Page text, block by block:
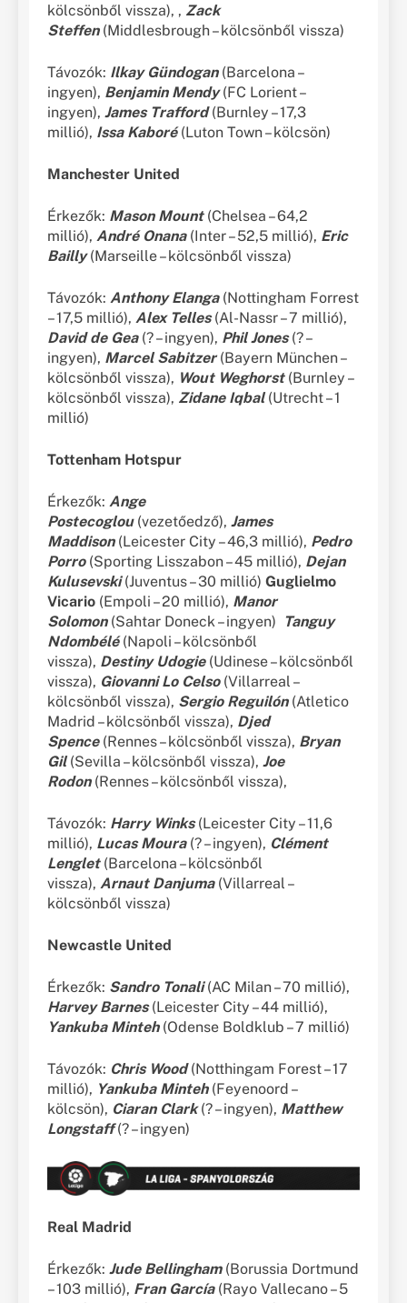
kölcsönből vissza), , Zack
Steffen(Middlesbrough – kölcsönből vissza)
Távozók: Ilkay Gündogan(Barcelona –
ingyen), Benjamin Mendy (FC Lorient –
ingyen), James Trafford(Burnley – 17,3
millió), Issa Kaboré(Luton Town – kölcsön)
Manchester United
Érkezők: Mason Mount(Chelsea – 64,2
millió), André Onana(Inter – 52,5 millió), Eric
Bailly(Marseille – kölcsönből vissza)
Távozók: Anthony Elanga (Nottingham Forrest
– 17,5 millió), Alex Telles (Al-Nassr – 7 millió),
David de Gea (? – ingyen), Phil Jones(? –
ingyen), Marcel Sabitzer(Bayern München –
kölcsönből vissza), Wout Weghorst(Burnley –
kölcsönből vissza), Zidane Iqbal(Utrecht – 1
millió)
Tottenham Hotspur
Érkezők: Ange
Postecoglou(vezetőedző), James
Maddison(Leicester City – 46,3 millió), Pedro
Porro(Sporting Lisszabon – 45 millió), Dejan
Kulusevski(Juventus – 30 millió) Guglielmo
Vicario (Empoli – 20 millió), Manor
Solomon(Sahtar Doneck – ingyen) Tanguy
Ndombélé(Napoli – kölcsönből
vissza), Destiny Udogie(Udinese – kölcsönből
vissza), Giovanni Lo Celso(Villarreal –
kölcsönből vissza), Sergio Reguilón(Atletico
Madrid – kölcsönből vissza), Djed
Spence(Rennes – kölcsönből vissza), Bryan
Gil(Sevilla – kölcsönből vissza), Joe
Rodon(Rennes – kölcsönből vissza),
Távozók: Harry Winks(Leicester City – 11,6
millió), Lucas Moura(? – ingyen), Clément
Lenglet(Barcelona – kölcsönből
vissza), Arnaut Danjuma(Villarreal –
kölcsönből vissza)
Newcastle United
Érkezők: Sandro Tonali(AC Milan – 70 millió),
Harvey Barnes(Leicester City – 44 millió),
Yankuba Minteh(Odense Boldklub – 7 millió)
Távozók: Chris Wood(Notthingam Forest – 17
millió), Yankuba Minteh(Feyenoord –
kölcsön), Ciaran Clark(? – ingyen), Matthew
Longstaff(? – ingyen)
Real Madrid
Érkezők: Jude Bellingham(Borussia Dortmund
– 103 millió), Fran García(Rayo Vallecano – 5